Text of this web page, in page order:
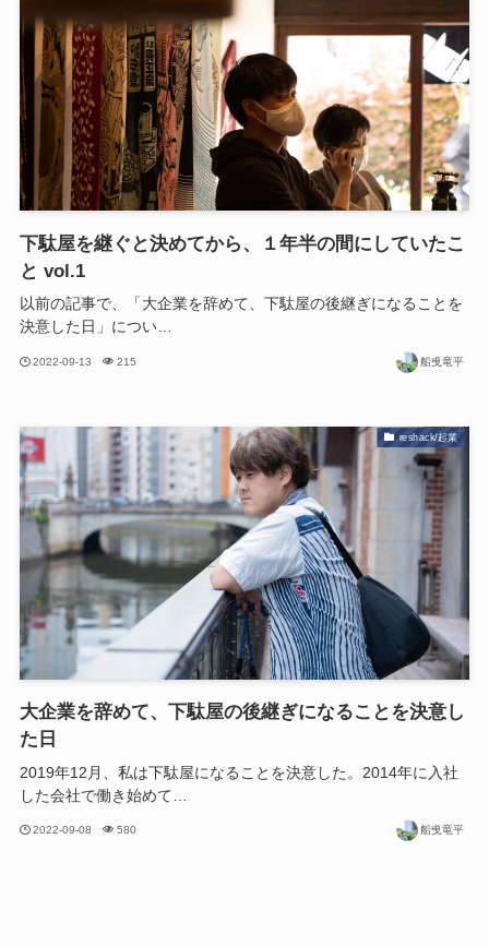
下駄屋を継ぐと決めてから、１年半の間にしていたこ
と vol.1
以前の記事で、「大企業を辞めて、下駄屋の後継ぎになることを
決意した日」につい…
2022-09-13 215 船曵竜平
reshack/起業
大企業を辞めて、下駄屋の後継ぎになることを決意し
た日
2019年12月、私は下駄屋になることを決意した。2014年に入社
した会社で働き始めて…
2022-09-08 580 船曵竜平